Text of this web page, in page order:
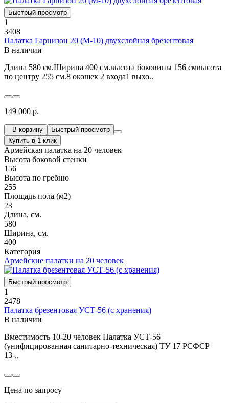
Быстрый просмотр
1
3408
Палатка Гарнизон 20 (М-10) двухслойная брезентовая
В наличии
Длина 580 см.Ширина 400 см.высота боковины 156 смвысота
по центру 255 см.8 окошек 2 входа1 выхо..
149 000 р.
В корзину
Быстрый просмотр
Купить в 1 клик
Армейская палатка на 20 человек
Высота боковой стенки
156
Высота по гребню
255
Площадь пола (м2)
23
Длина, см.
580
Ширина, см.
400
Категория
Армейские палатки на 20 человек
Быстрый просмотр
1
2478
Палатка брезентовая УСТ-56 (с хранения)
В наличии
Вместимость 10-20 человек Палатка УСТ-56
(унифицированная санитарно-техническая) ТУ 17 РСФСР
13-..
Цена по запросу